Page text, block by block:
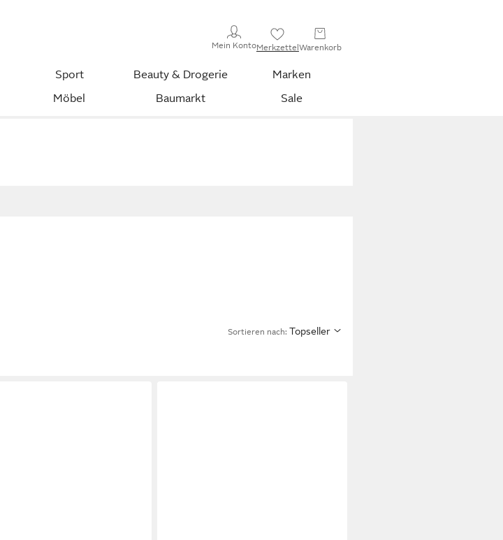
Mein KontoMerkzettelWarenkorb
Sport Beauty & Drogerie
Marken
Möbel Baumarkt Sale
Sortieren nach: Topseller